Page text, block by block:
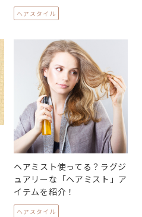
ヘアスタイル
ヘアミスト使ってる？ラグジ
ュアリーな「ヘアミスト」ア
イテムを紹介！
ヘアスタイル